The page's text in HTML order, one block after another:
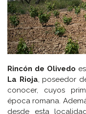
Rincón de Olivedo
La Rioja , poseedor
conocer, cuyos
época romana.
desde esta